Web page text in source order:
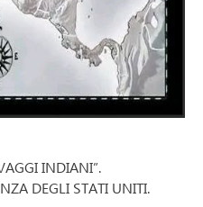
INDIANI”.
DEGLI STATI UNITI.